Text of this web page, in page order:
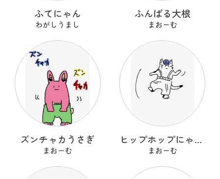
ふてにゃん
わがしうまし
ふんばる大根
まおーむ
ズンチャカうさぎ
まおーむ
ヒップホップにゃんこ
まおーむ